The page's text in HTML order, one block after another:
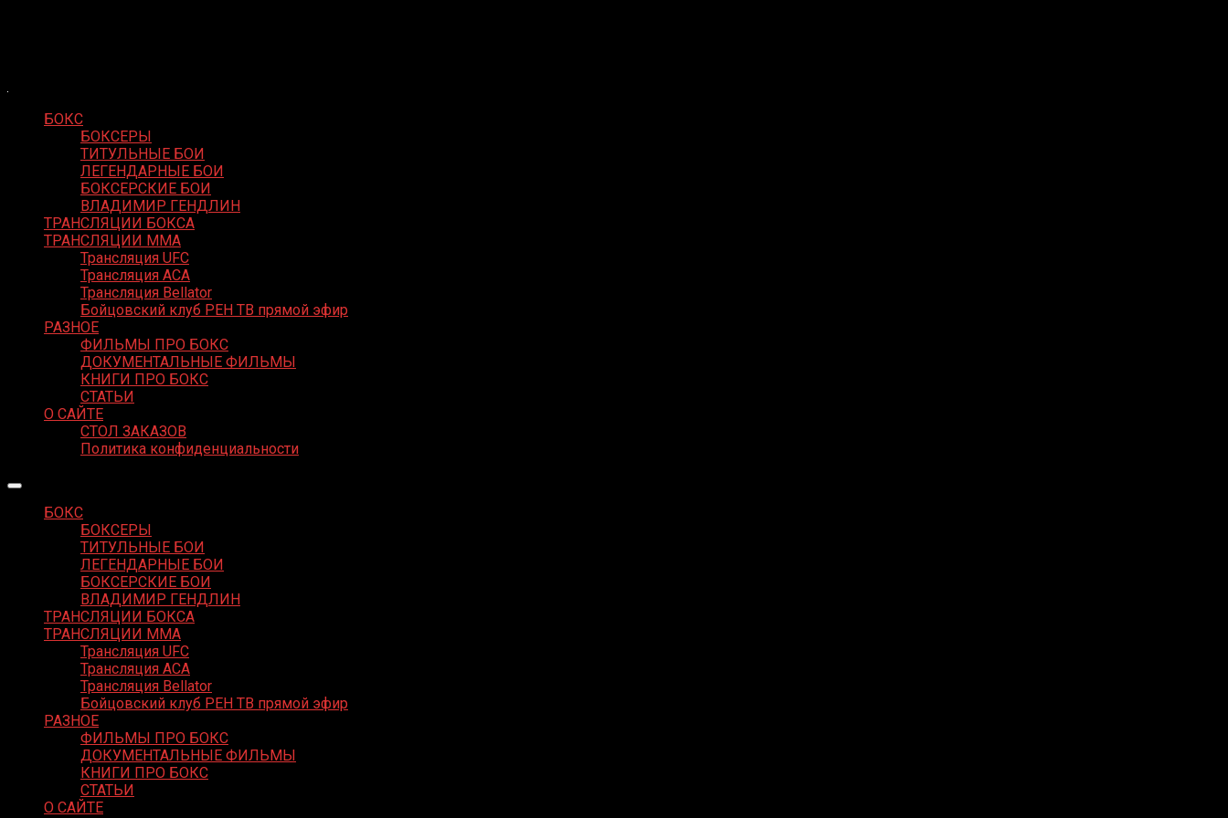
БОКС
БОКСЕРЫ
ТИТУЛЬНЫЕ БОИ
ЛЕГЕНДАРНЫЕ БОИ
БОКСЕРСКИЕ БОИ
ВЛАДИМИР ГЕНДЛИН
ТРАНСЛЯЦИИ БОКСА
ТРАНСЛЯЦИИ MMA
Трансляция UFC
Трансляция ACA
Трансляция Bellator
Бойцовский клуб РЕН ТВ прямой эфир
РАЗНОЕ
ФИЛЬМЫ ПРО БОКС
ДОКУМЕНТАЛЬНЫЕ ФИЛЬМЫ
КНИГИ ПРО БОКС
СТАТЬИ
О САЙТЕ
СТОЛ ЗАКАЗОВ
Политика конфиденциальности
БОКС
БОКСЕРЫ
ТИТУЛЬНЫЕ БОИ
ЛЕГЕНДАРНЫЕ БОИ
БОКСЕРСКИЕ БОИ
ВЛАДИМИР ГЕНДЛИН
ТРАНСЛЯЦИИ БОКСА
ТРАНСЛЯЦИИ MMA
Трансляция UFC
Трансляция ACA
Трансляция Bellator
Бойцовский клуб РЕН ТВ прямой эфир
РАЗНОЕ
ФИЛЬМЫ ПРО БОКС
ДОКУМЕНТАЛЬНЫЕ ФИЛЬМЫ
КНИГИ ПРО БОКС
СТАТЬИ
О САЙТЕ